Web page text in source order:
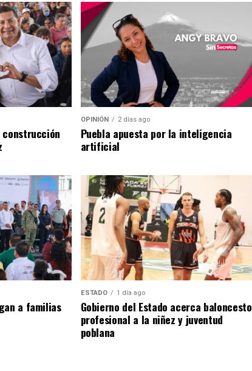
OPINIÓN 2 días ago
Puebla apuesta por la inteligencia
artificial
a familias
ESTADO 1 día ago
Gobierno del Estado acerca baloncesto
profesional a la niñez y juventud
poblana